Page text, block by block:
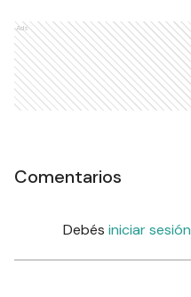
Ads
Comentarios
Debés iniciar sesión